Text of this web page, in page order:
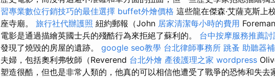
習專業數位行銷技巧的最佳選擇 buffet外燴價格 這些龍在傑森·艾薩克斯上
座寺廟。 旅行社代辦護照 紐約郵報（John 居家清潔每小時的費用
電影是通過描繪英國士兵的殘酷行為來拒絕了蘇利的。 台中按摩服務推薦討
發現了燒毀的房屋的遺跡。 google seo教學 台北律師事務所 跳蚤 助聽器
夫婦，包括奧利弗牧師（Reverend 台北外燴 產後護理之家 wordpress
塑造很酷，但也是非常人類的，他真的可以相信他遭受了戰爭的恐怖和失去